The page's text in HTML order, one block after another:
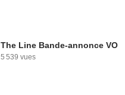
The Line Bande-annonce VO
5 539 vues